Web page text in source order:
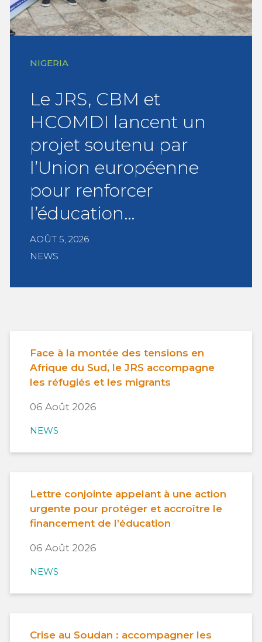
NIGERIA
Le JRS, CBM et
HCOMDI lancent un
projet soutenu par
l’Union européenne
pour renforcer
l’éducation…
AOÛT 5, 2026
NEWS
Face à la montée des tensions en
Afrique du Sud, le JRS accompagne
les réfugiés et les migrants
06 Août 2026
NEWS
Lettre conjointe appelant à une action
urgente pour protéger et accroître le
financement de l’éducation
06 Août 2026
NEWS
Crise au Soudan : accompagner les